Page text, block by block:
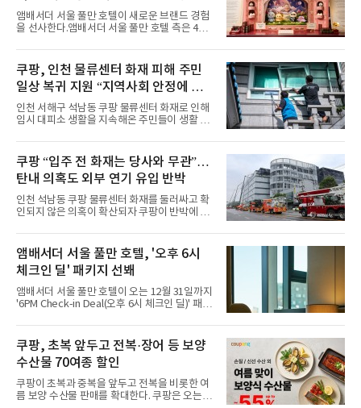
스커트, 강렬한 붉은 계열의 스타일링까지 각기
다른 매력을 선보였다. 브브걸은 다채로운 여름
패션을 완벽하게 소화하며 보
사
앰배서더 서울 풀만 호텔이 새로운 브랜드 경험
을 선사한다.앰배서더 서울 풀만 호텔 측은 4일
이야기를 담은 인형 극장 콘셉트의 공간 ‘앰버드
시어터(Ambird Theater)’를 새롭게 선보인
다”고 밝혔다.앰배서더 서울 풀만 호텔은 로비
한편에 마련된 앰버드 존을 통해 앰버드의 세계
관을 소개해왔다. 앰버드 존은 앰버드가 우주여
행 중 수집한 다양한 굿즈를 전시한 '앰버드 플래
닛(Ambird Planet)과 계절별 플라워 연출로 사
라 극장을 모티브로 한 데코레이션으로 구성됐
다. 무대 공간 및 티켓 박스
쿠팡, 인천 물류센터 화재 피해 주민
일상 복귀 지원 “지역사회 안정에 총
력”
인천 서해구 석남동 쿠팡 물류센터 화재로 인해
임시 대피소 생활을 지속해온 주민들이 생활 터
필먼트서비스(CFS)가 지난 28일부터 화재 피해
주민을 대상으로 전문 출장 청소서비스 지원에
나섬으로써 본격적인 지역사회 복구 작업이 시
작된 것이다.대피소 주민 중심 청소 접수, 첫날
부터 2가구 지원 완료CFS는 신현초등학교, 신
현북초등학교, 신현여자중학교 등 인천 서해구
관내 임시 대피소 3곳에서 체류해온 화재 피해
민들의 호응 속에 CFS는 즉시 행동에 나섰다. 지
난 28일 오후 전문 청소업체와
쿠팡 “입주 전 화재는 당사와 무관”…
탄내 의혹도 외부 연기 유입 반박
인천 석남동 쿠팡 물류센터 화재를 둘러싸고 확
인되지 않은 의혹이 확산되자 쿠팡이 반박에 나
에 대해서는 외부 화재 연기 유입이라고 설명했
고, 2023년 같은 물류센터에서 발생한 화재에
대해서도 쿠팡 입주 전 공사 과정에서 벌어진 일
이라며 선을 그었다.쿠팡은 21일 인천 물류센터
내부에서 불이 타는 냄새가 났다는 의혹과 관련
해 “사실무근”이라는 입장을 밝혔다.회사 측은
“인근에서 지난 15일 다른 회사에서 발생한 대
것으로 확인됐다”고 설명했다.이어 “정확한 화
재 원인은 추후 조사될
앰배서더 서울 풀만 호텔, '오후 6시
체크인 딜' 패키지 선봬
앰배서더 서울 풀만 호텔이 오는 12월 31일까지
'6PM Check-in Deal(오후 6시 체크인 딜)' 패키
으로 여유로운 저녁 시간부터 호텔 스테이를 시
작할 수 있도록 준비됐다.앰배서더 서울 풀만 호
텔 측은 “퇴근 후 또는 주말 도심 속에서 짧지만
온전한 휴식을 원하는 고객들에게 특별한 경험
을 제공한다”고 밝혔다.패키지는 디럭스와 이그
제큐티브 두 가지 타입으로 구성된다. 디럭스 패
키지는 객실 1박(룸 온리)으로 심플한 호캉스를
쿠팡, 초복 앞두고 전복·장어 등 보양
수산물 70여종 할인
쿠팡이 초복과 중복을 앞두고 전복을 비롯한 여
름 보양 수산물 판매를 확대한다. 쿠팡은 오는